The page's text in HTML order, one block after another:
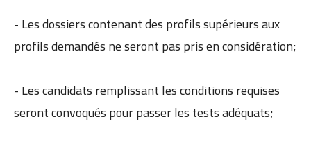
- Les dossiers contenant des profils supérieurs aux
profils demandés ne seront pas pris en considération;
- Les candidats remplissant les conditions requises
seront convoqués pour passer les tests adéquats;